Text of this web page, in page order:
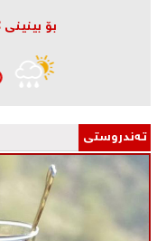
بۆ
تـه‌ندروستی